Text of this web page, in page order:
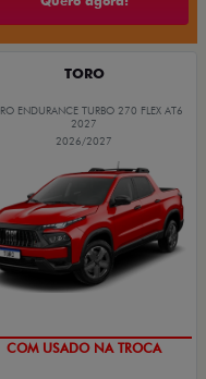
TORO
ENDURANCE TURBO 270 FLEX AT6
2027
2026/2027
COM USADO NA TROCA